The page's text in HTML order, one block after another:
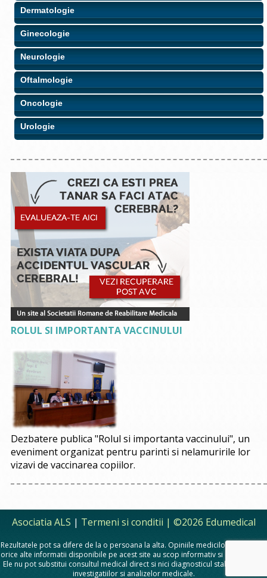
Dermatologie
Ginecologie
Neurologie
Oftalmologie
Oncologie
Urologie
ROLUL SI IMPORTANTA VACCINULUI
Dezbatere publica "Rolul si importanta vaccinului", un
eveniment organizat pentru parinti si nelamuririle lor
vizavi de vaccinarea copiilor.
Asociatia ALS | Termeni si conditii | ©2026 Edumedical
Rezultatele pot sa difere de la o persoana la alta. Opiniile medicilor, sfaturile si
orice alte informatii disponibile pe acest site au scop informativ si educational.
Ele nu pot substitui consultul medical direct si nici diagnosticul stabilit in urma
investigatiilor si analizelor medicale.